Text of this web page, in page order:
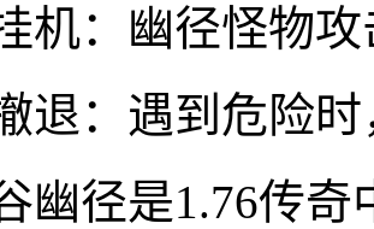
机：幽径怪物
退：遇到危险
幽径是1.76传